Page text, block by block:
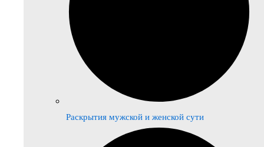
Раскрытия мужской и женской сути